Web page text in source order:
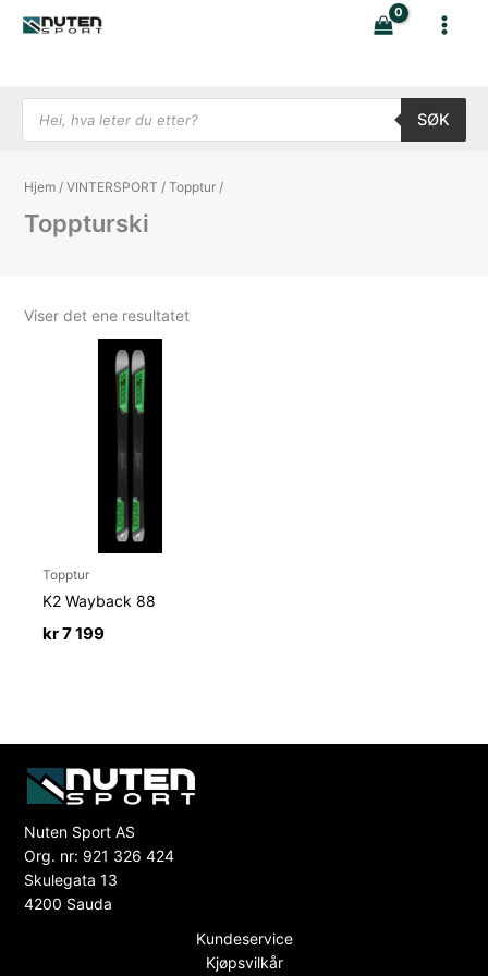
rett
Products search
SØK
Hjem /VINTERSPORT /Topptur /
Toppturski
Viser det ene resultatet
Topptur
K2 Wayback 88
kr7 199
Nuten Sport AS
Org. nr: 921 326 424
Skulegata 13
4200 Sauda
Kundeservice
Kjøpsvilkår